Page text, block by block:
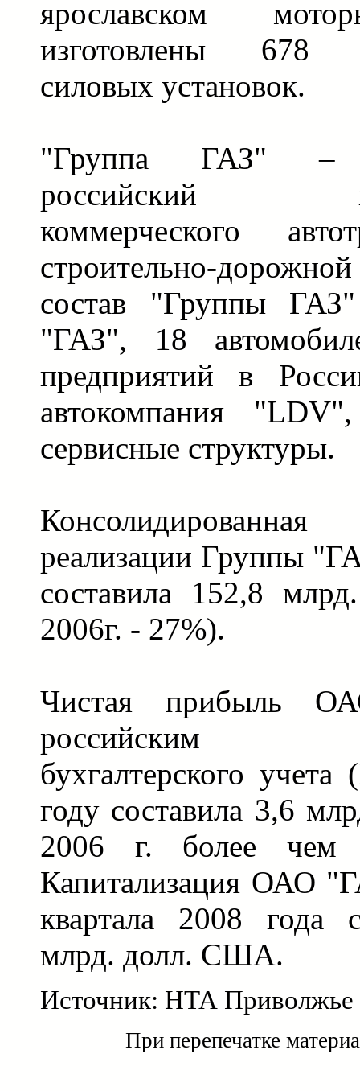
ярославском
изготовлены 678
силовых установок.
"Группа ГАЗ" –
российский
коммерческого
строительно-
состав "Группы
"ГАЗ", 18
предприятий в
автокомпания
сервисные структуры.
реализации Группы
составила 152,8
2006г. - 27%).
Чистая прибыль
российским
бухгалтерского
году составила 3,6
2006 г. более
Капитализация ОАО
квартала 2008 года
млрд. долл. США.
Источник: НТА Приволжье
При перепечатке